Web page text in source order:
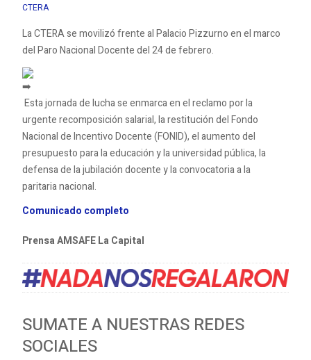
CTERA
La CTERA se movilizó frente al Palacio Pizzurno en el marco
del Paro Nacional Docente del 24 de febrero.
Esta jornada de lucha se enmarca en el reclamo por la
urgente recomposición salarial, la restitución del Fondo
Nacional de Incentivo Docente (FONID), el aumento del
presupuesto para la educación y la universidad pública, la
defensa de la jubilación docente y la convocatoria a la
paritaria nacional.
Comunicado completo
Prensa AMSAFE La Capital
SUMATE A NUESTRAS REDES
SOCIALES